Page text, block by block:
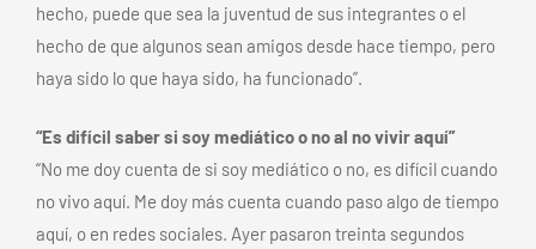
hecho, puede que sea la juventud de sus integrantes o el
hecho de que algunos sean amigos desde hace tiempo, pero
haya sido lo que haya sido, ha funcionado”.
“Es difícil saber si soy mediático o no al no vivir aquí”
“No me doy cuenta de si soy mediático o no, es difícil cuando
no vivo aquí. Me doy más cuenta cuando paso algo de tiempo
aquí, o en redes sociales. Ayer pasaron treinta segundos